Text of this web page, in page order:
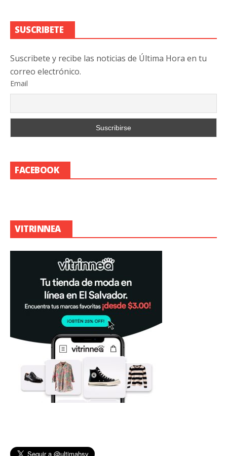
SUSCRIBETE
Suscribete y recibe las noticias de Última Hora en tu
correo electrónico.
Email
FACEBOOK
VITRINNEA